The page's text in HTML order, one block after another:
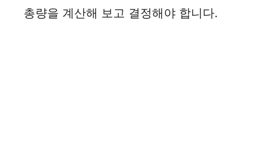
총량을 계산해 보고 결정해야 합니다.